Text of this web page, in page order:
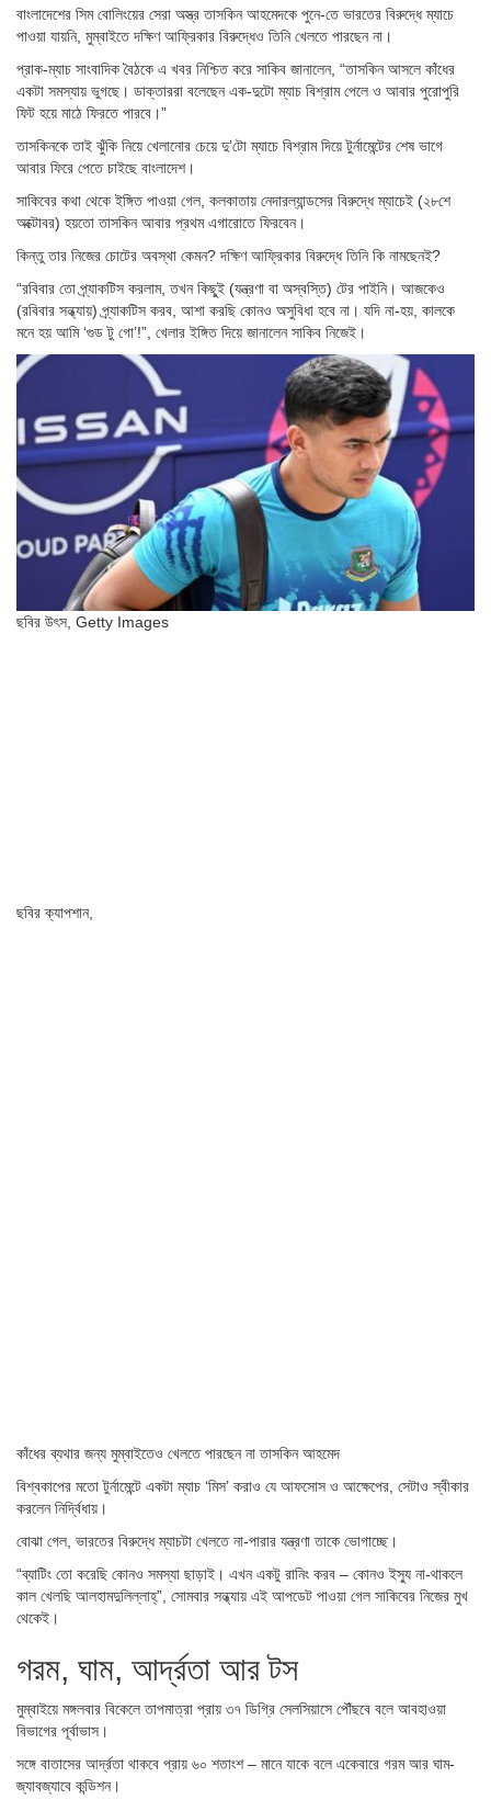
বাংলাদেশের সিম বোলিংয়ের সেরা অস্ত্র তাসকিন আহমেদকে পুনে-তে ভারতের বিরুদ্ধে ম্যাচে
পাওয়া যায়নি, মুম্বাইতে দক্ষিণ আফ্রিকার বিরুদ্ধেও তিনি খেলতে পারছেন না।
প্রাক-ম্যাচ সাংবাদিক বৈঠকে এ খবর নিশ্চিত করে সাকিব জানালেন, “তাসকিন আসলে কাঁধের
একটা সমস্যায় ভুগছে। ডাক্তাররা বলেছেন এক-দুটো ম্যাচ বিশ্রাম পেলে ও আবার পুরোপুরি
ফিট হয়ে মাঠে ফিরতে পারবে।”
তাসকিনকে তাই ঝুঁকি নিয়ে খেলানোর চেয়ে দু’টো ম্যাচে বিশ্রাম দিয়ে টুর্নামেন্টের শেষ ভাগে
আবার ফিরে পেতে চাইছে বাংলাদেশ।
সাকিবের কথা থেকে ইঙ্গিত পাওয়া গেল, কলকাতায় নেদারল্যান্ডসের বিরুদ্ধে ম্যাচেই (২৮শে
অক্টোবর) হয়তো তাসকিন আবার প্রথম এগারোতে ফিরবেন।
কিন্তু তার নিজের চোটের অবস্থা কেমন? দক্ষিণ আফ্রিকার বিরুদ্ধে তিনি কি নামছেনই?
“রবিবার তো প্র্যাকটিস করলাম, তখন কিছু্ই (যন্ত্রণা বা অস্বস্তি) টের পাইনি। আজকেও
(রবিবার সন্ধ্যায়) প্র্যাকটিস করব, আশা করছি কোনও অসুবিধা হবে না। যদি না-হয়, কালকে
মনে হয় আমি ‘গুড টু গো’!”, খেলার ইঙ্গিত দিয়ে জানালেন সাকিব নিজেই।
ছবির উৎস, Getty Images
ছবির ক্যাপশান,
কাঁধের ব্যথার জন্য মুম্বাইতেও খেলতে পারছেন না তাসকিন আহমেদ
বিশ্বকাপের মতো টুর্নামেন্টে একটা ম্যাচ ‘মিস’ করাও যে আফসোস ও আক্ষেপের, সেটাও স্বীকার
করলেন নির্দ্বিধায়।
বোঝা গেল, ভারতের বিরুদ্ধে ম্যাচটা খেলতে না-পারার যন্ত্রণা তাকে ভোগাচ্ছে।
“ব্যাটিং তো করেছি কোনও সমস্যা ছাড়াই। এখন একটু রানিং করব – কোনও ইস্যু না-থাকলে
কাল খেলছি আলহামদুলিল্লাহ্”, সোমবার সন্ধ্যায় এই আপডেট পাওয়া গেল সাকিবের নিজের মুখ
থেকেই।
গরম, ঘাম, আর্দ্রতা আর টস
মুম্বাইয়ে মঙ্গলবার বিকেলে তাপমাত্রা প্রায় ৩৭ ডিগ্রি সেলসিয়াসে পৌঁছবে বলে আবহাওয়া
বিভাগের পূর্বাভাস।
সঙ্গে বাতাসের আর্দ্রতা থাকবে প্রায় ৬০ শতাংশ – মানে যাকে বলে একেবারে গরম আর ঘাম-
জ্যাবজ্যাবে কন্ডিশন।